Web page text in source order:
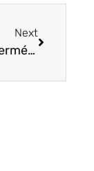
Next
Question fermée : comment les intégrer à vos enquêtes ?